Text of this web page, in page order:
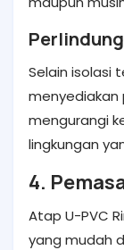
Selain isolasi
menyediakan
mengurangi
lingkungan
4.
Atap U-PVC
yang mudah